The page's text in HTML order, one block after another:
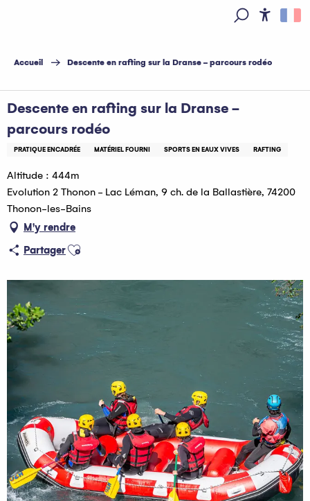
principal
Accueil Descente en rafting sur la Dranse - parcours rodéo
Descente en rafting sur la Dranse -
parcours rodéo
PRATIQUE ENCADRÉE MATÉRIEL FOURNI SPORTS EN EAUX VIVES RAFTING
Altitude : 444m
Evolution 2 Thonon - Lac Léman, 9 ch. de la Ballastière, 74200
Thonon-les-Bains
M'y rendre
PartagerAjouter aux favoris